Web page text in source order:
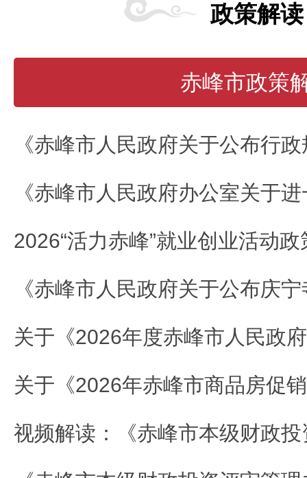
政策解读
赤峰市政策
2026“活力赤峰”就业创业活动